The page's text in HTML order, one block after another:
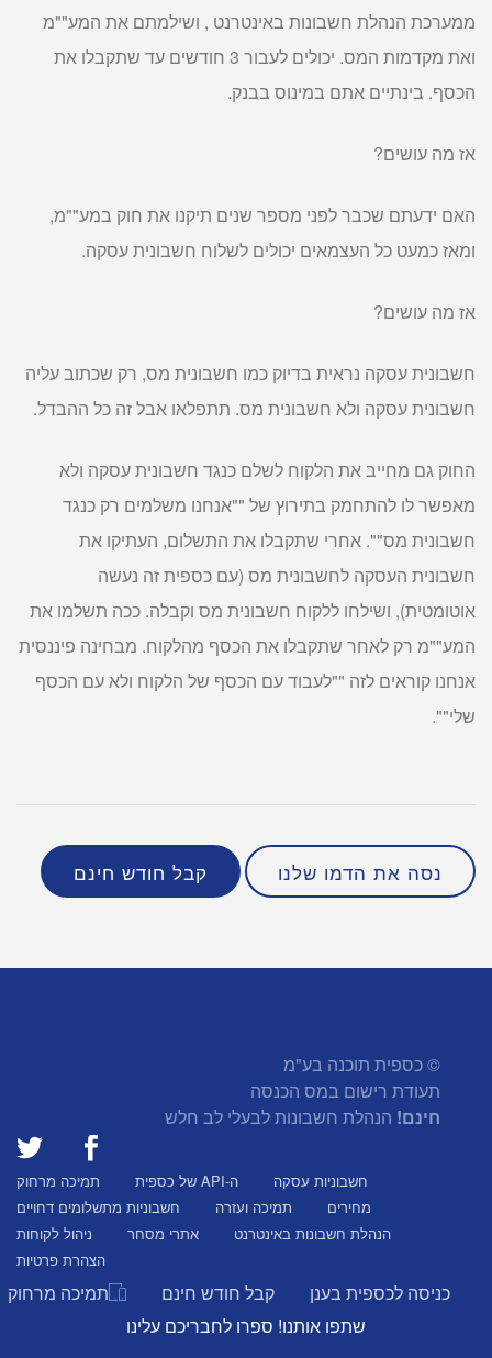
ממערכת הנהלת חשבונות באינטרנט , ושילמתם את המע""מ
ואת מקדמות המס. יכולים לעבור 3 חודשים עד שתקבלו את
הכסף. בינתיים אתם במינוס בבנק.
אז מה עושים?
האם ידעתם שכבר לפני מספר שנים תיקנו את חוק במע""מ,
ומאז כמעט כל העצמאים יכולים לשלוח חשבונית עסקה.
אז מה עושים?
חשבונית עסקה נראית בדיוק כמו חשבונית מס, רק שכתוב עליה
חשבונית עסקה ולא חשבונית מס. תתפלאו אבל זה כל ההבדל.
החוק גם מחייב את הלקוח לשלם כנגד חשבונית עסקה ולא
מאפשר לו להתחמק בתירוץ של ""אנחנו משלמים רק כנגד
חשבונית מס"". אחרי שתקבלו את התשלום, העתיקו את
חשבונית העסקה לחשבונית מס (עם כספית זה נעשה
אוטומטית), ושילחו ללקוח חשבונית מס וקבלה. ככה תשלמו את
המע""מ רק לאחר שתקבלו את הכסף מהלקוח. מבחינה פיננסית
אנחנו קוראים לזה ""לעבוד עם הכסף של הלקוח ולא עם הכסף
שלי"".
נסה את הדמו שלנו קבל חודש חינם
© כספית תוכנה בע"מ
תעודת רישום במס הכנסה
חינם!הנהלת חשבונות לבעלי לב חלש
תמיכה מרחוק
חשבוניות עסקה
חשבוניות מתשלומים דחויים
תמיכה ועזרה
מחירים
ניהול לקוחות
אתרי מסחר
הנהלת חשבונות באינטרנט
הצהרת פרטיות
תמיכה מרחוק קבל חודש חינם
כניסה לכספית בענן
שתפו אותנו! ספרו לחבריכם עלינו